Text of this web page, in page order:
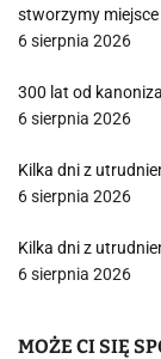
stworzymy
6 sierpnia 2026
300 lat od
6 sierpnia 2026
Kilka dni z
6 sierpnia 2026
Kilka dni z
6 sierpnia 2026
MOŻE CI SIĘ